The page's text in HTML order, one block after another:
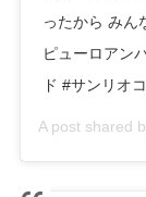
ったからㅤㅤㅤㅤㅤㅤㅤㅤㅤㅤㅤㅤㅤ み
ピューロアン
ド #サンリオコーデ #Sanrio ㅤㅤㅤㅤㅤㅤ
A post shared